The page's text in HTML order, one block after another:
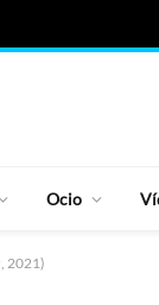
Ocio
2021)